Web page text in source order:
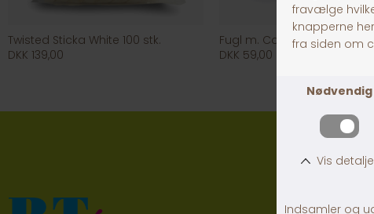
Twisted Sticka White 100 stk.
DKK 139,00
Fugl m. Catnip
DKK 59,00